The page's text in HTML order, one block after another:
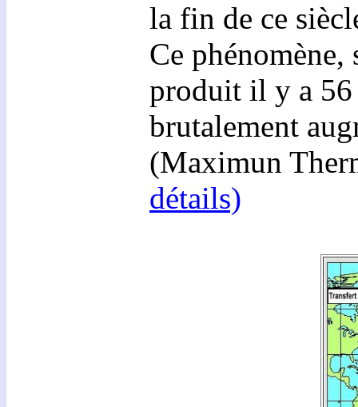
la fin de ce
Ce phénomène,
produit il y a 56
brutalement
(Maximun
détails)